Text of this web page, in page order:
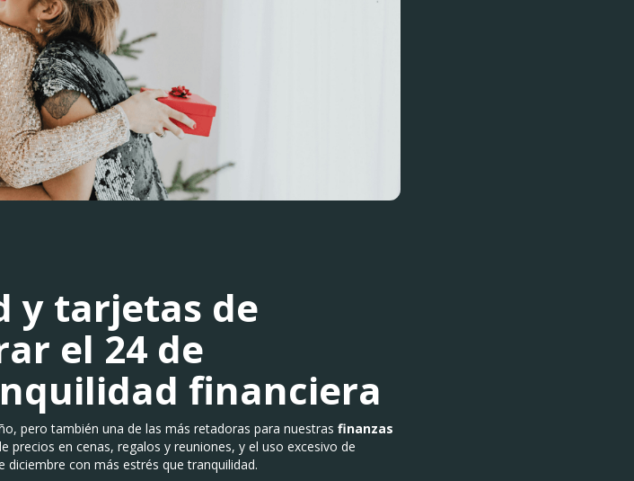
y tarjetas de
el 24 de
financiera
pero también una de las más retadoras para nuestras finanzas
precios en cenas, regalos y reuniones, y el uso excesivo de
diciembre con más estrés que tranquilidad.